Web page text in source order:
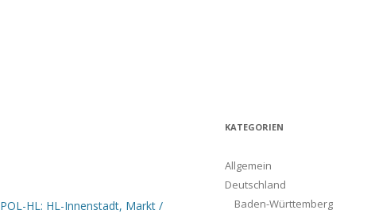
POL-HL: HL-Innenstadt, Markt /
KATEGORIEN
Allgemein
Deutschland
Baden-Württemberg